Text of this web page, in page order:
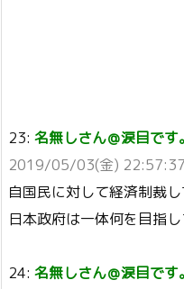
23: 名無しさん＠涙目で
2019/05/03(金)
自国民に対して経済制裁
日本政府は一体何を目指
24: 名無しさん＠涙目で